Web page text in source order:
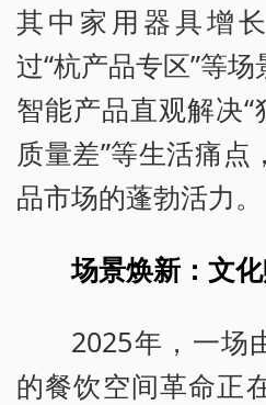
其中家用器具增
过“杭产品专区”等
智能产品直观解决“
质量差”等生活痛点
品市场的蓬勃活力。
场景焕新：文
2025年，一场
的餐饮空间革命正